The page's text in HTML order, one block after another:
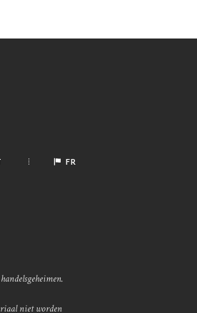
FR
niet worden